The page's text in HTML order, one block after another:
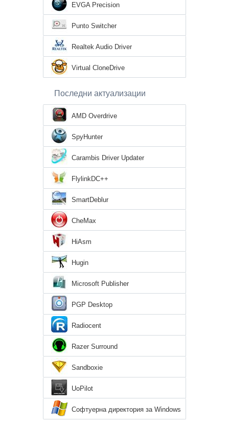
EVGA Precision
Punto Switcher
Realtek Audio Driver
Virtual CloneDrive
Последни актуализации
AMD Overdrive
SpyHunter
Carambis Driver Updater
FlylinkDC++
SmartDeblur
CheMax
HiAsm
Hugin
Microsoft Publisher
PGP Desktop
Radiocent
Razer Surround
Sandboxie
UoPilot
Софтуерна директория за Windows
7